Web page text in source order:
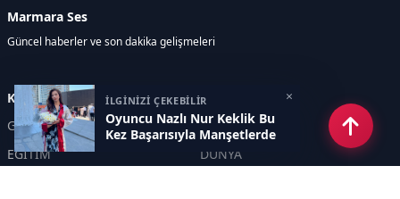
İLGİNİZİ ÇEKEBİLİR
Oyuncu Nazlı Nur Keklik Bu
Kez Başarısıyla Manşetlerde
×
Marmara Ses
Güncel haberler ve son dakika gelişmeleri
Kategoriler
GÜNDEM
EKONOMİ
EĞİTİM
DÜNYA